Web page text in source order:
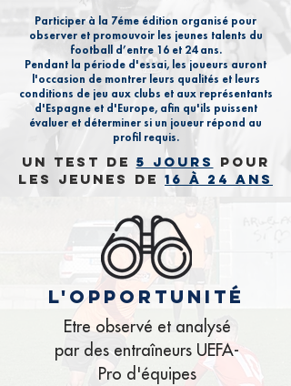
Participer à la 7éme édition organisé pour
observer et promouvoir les jeunes talents du
football d’entre 16 et 24 ans.
Pendant la période d'essai, les joueurs auront
l'occasion de montrer leurs qualités et leurs
conditions de jeu aux clubs et aux représentants
d'Espagne et d'Europe, afin qu'ils puissent
évaluer et déterminer si un joueur répond au
profil requis.
Un test de 5 jours
pour
les jeunes de 16 à 24 ans
l'opportunité
Etre observé et analysé
par des entraîneurs UEFA-
Pro d'équipes